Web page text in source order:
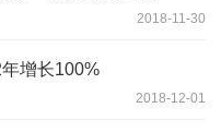
2018-11-30
增长100%
2018-12-01